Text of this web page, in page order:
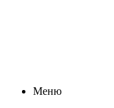
Меню